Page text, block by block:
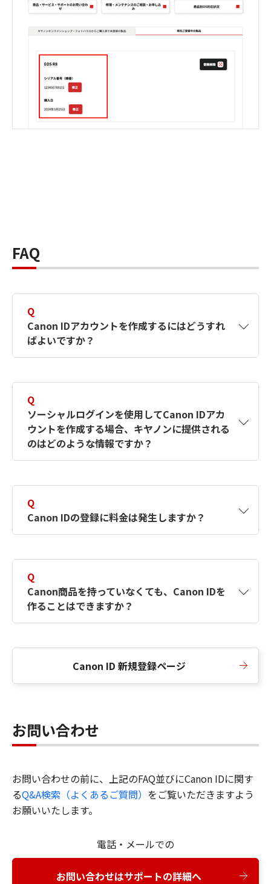
FAQ
Q
Canon IDアカウントを作成するにはどうすれ
ばよいですか？
す。詳しい作成方法は【カメラ】Canon IDとは
何ですか？Canon IDの作成方法は？をご確認く
ださい。
Q
ソーシャルログインを使用してCanon IDアカ
ウントを作成する場合、キヤノンに提供される
のはどのような情報ですか？
択したサービスから取得します。アカウントを
簡単に作成できるように、この情報を使用して
Canon IDの登録フォームを入力します。
Q
Canon IDの登録に料金は発生しますか？
Q
Canon商品を持っていなくても、Canon IDを
作ることはできますか？
Canon ID 新規登録ページ
お問い合わせ
お問い合わせの前に、上記のFAQ並びにCanon IDに関す
るQ&A検索（よくあるご質問） をご覧いただきますよう
お願いいたします。
電話・メールでの
お問い合わせはサポートの詳細へ